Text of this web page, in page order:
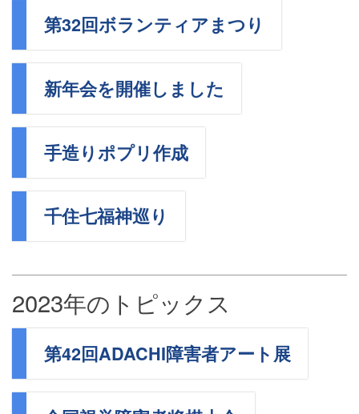
第32回ボランティアまつり
新年会を開催しました
手造りポプリ作成
千住七福神巡り
2023年のトピックス
第42回ADACHI障害者アート展